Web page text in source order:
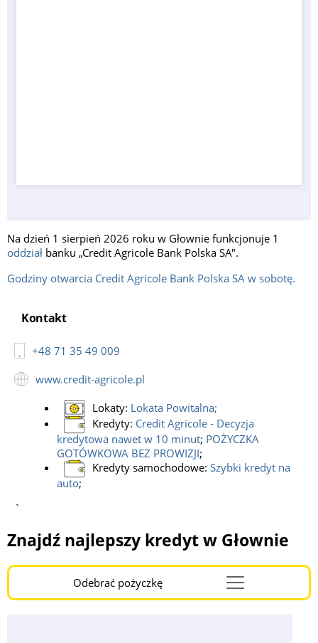
Na dzień 1 sierpień 2026 roku w Głownie funkcjonuje 1
oddział banku „Credit Agricole Bank Polska SA".
Godziny otwarcia Credit Agricole Bank Polska SA w sobotę.
Kontakt
+48 71 35 49 009
www.credit-agricole.pl
Lokaty: Lokata Powitalna;
Kredyty: Credit Agricole - Decyzja
kredytowa nawet w 10 minut; POŻYCZKA
GOTÓWKOWA BEZ PROWIZJI;
Kredyty samochodowe: Szybki kredyt na
auto;
`
Znajdź najlepszy kredyt w Głownie
Odebrać pożyczkęMenu
Burger